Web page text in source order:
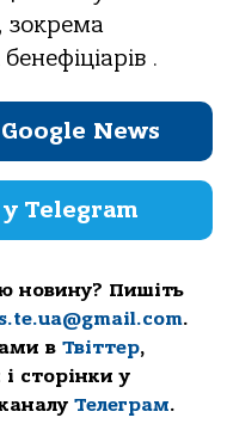
зокрема
.
News
Telegram
новину? Пишіть
.
в Твіттер,
сторінки у
Телеграм.